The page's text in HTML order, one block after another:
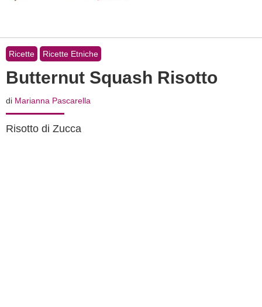
Ricette Ricette Etniche
Butternut Squash Risotto
di Marianna Pascarella
Risotto di Zucca